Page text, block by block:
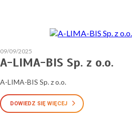
09/09/2025
A-LIMA-BIS Sp. z o.o.
A-LIMA-BIS Sp. z o.o.
DOWIEDZ SIĘ WIĘCEJ